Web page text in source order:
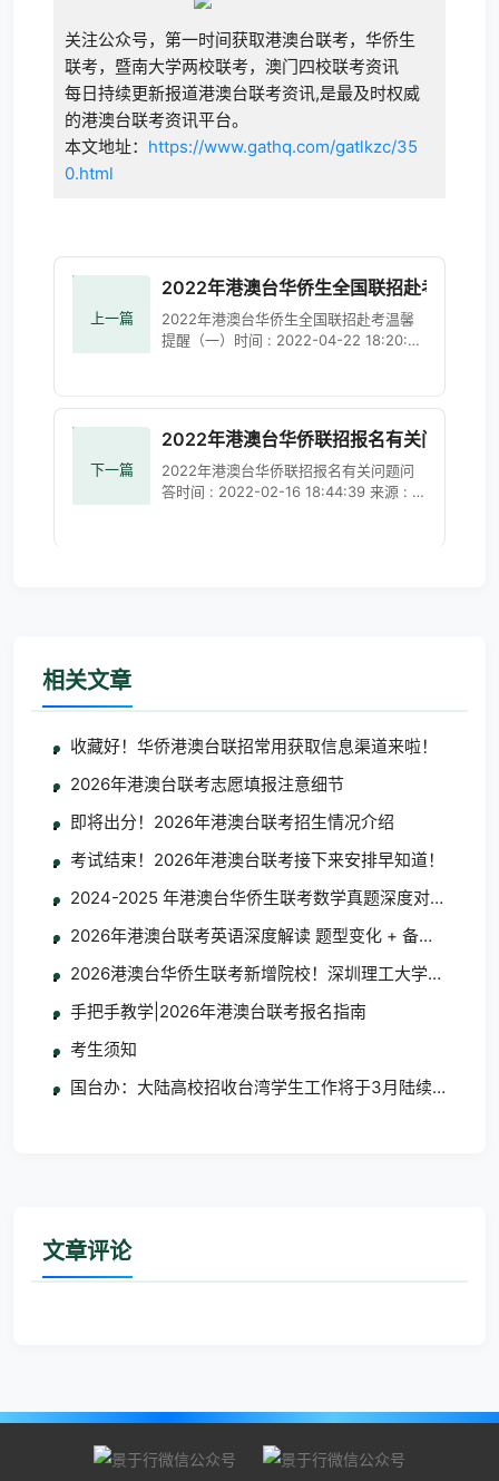
关注公众号，第一时间获取港澳台联考，华侨生
联考，暨南大学两校联考，澳门四校联考资讯
每日持续更新报道港澳台联考资讯,是最及时权威
的港澳台联考资讯平台。
本文地址： https://www.gathq.com/gatlkzc/35
0.html
上一篇
2022年港澳台华侨生全国联招赴考温馨提
2022年港澳台华侨生全国联招赴考温馨
提醒（一）时间 : 2022-04-22 18:20:01
下一篇
2022年港澳台华侨联招报名有关问题问答
2022年港澳台华侨联招报名有关问题问
答时间 : 2022-02-16 18:44:39 来源 : 广
相关文章
收藏好！华侨港澳台联招常用获取信息渠道来啦！
2026年港澳台联考志愿填报注意细节
即将出分！2026年港澳台联考招生情况介绍
考试结束！2026年港澳台联考接下来安排早知道！
2024-2025 年港澳台华侨生联考数学真题深度对比分析
2026年港澳台联考英语深度解读 题型变化 + 备考指南
2026港澳台华侨生联考新增院校！深圳理工大学/大湾区
手把手教学|2026年港澳台联考报名指南
考生须知
国台办：大陆高校招收台湾学生工作将于3月陆续启动
文章评论